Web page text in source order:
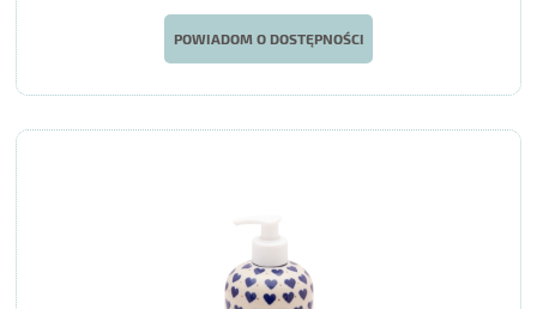
POWIADOM O DOSTĘPNOŚCI